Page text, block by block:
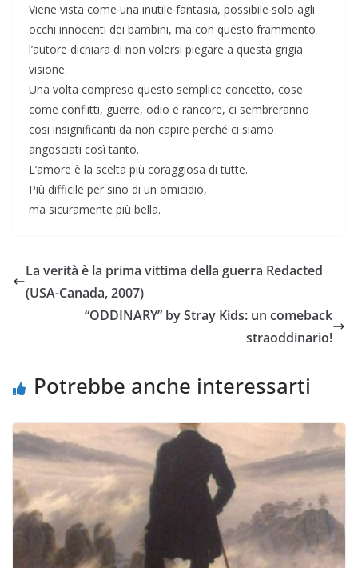
Viene vista come una inutile fantasia, possibile solo agli
occhi innocenti dei bambini, ma con questo frammento
l’autore dichiara di non volersi piegare a questa grigia
visione.
Una volta compreso questo semplice concetto, cose
come conflitti, guerre, odio e rancore, ci sembreranno
cosi insignificanti da non capire perché ci siamo
angosciati così tanto.
L’amore è la scelta più coraggiosa di tutte.
Più difficile per sino di un omicidio,
ma sicuramente più bella.
La verità è la prima vittima della guerra Redacted
(USA-Canada, 2007)
“ODDINARY” by Stray Kids: un comeback
straoddinario!
Potrebbe anche interessarti